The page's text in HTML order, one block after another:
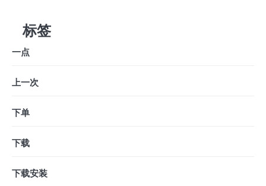
标签
一点
上一次
下单
下载
下载安装